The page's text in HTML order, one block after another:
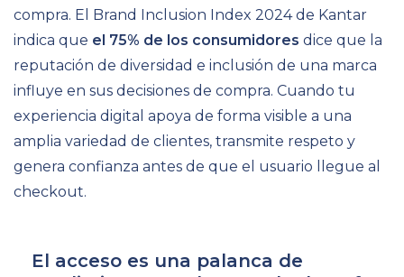
compra. El Brand Inclusion Index 2024 de Kantar
indica que el 75% de los consumidores dice que la
reputación de diversidad e inclusión de una marca
influye en sus decisiones de compra. Cuando tu
experiencia digital apoya de forma visible a una
amplia variedad de clientes, transmite respeto y
genera confianza antes de que el usuario llegue al
checkout.
El acceso es una palanca de